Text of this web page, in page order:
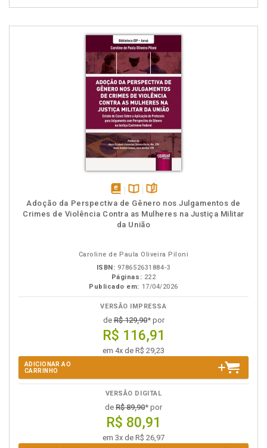
disponível
em
eBook
Disponível
na
B.V.
páginas
Adoção da Perspectiva de Gênero nos Julgamentos de
Crimes de Violência Contra as Mulheres na Justiça Militar
da União
Caroline de Paula Oliveira Piloni
ISBN: 978652631884-3
Páginas: 222
Publicado em: 17/04/2026
VERSÃO IMPRESSA
deR$ 129,90* por
R$ 116,91
em 4x de R$ 29,23
ADICIONAR AO
CARRINHO
VERSÃO DIGITAL
de R$ 89,90* por
R$ 80,91
em 3x de R$ 26,97